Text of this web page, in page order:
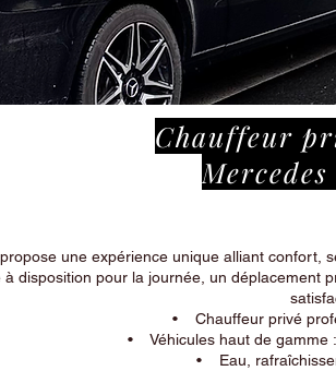
Chauffeur
une expérience unique alliant confort,
à disposition pour la journée, un
• Chauffeur privé
• Véhicules haut de gamme :
• Eau,